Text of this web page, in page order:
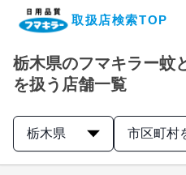
取扱店検索TOP
企業・IR情報サイト
製品情報サイト
栃木県のフマキラー蚊
を扱う店舗一覧
栃木県 市区町村